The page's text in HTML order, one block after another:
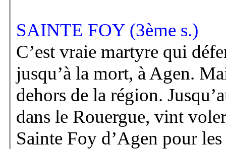
SAINTE FOY (3ème s.)
C’est vraie martyre qui
jusqu’à la mort, à Agen.
dehors de la région.
dans le Rouergue, vint
Sainte Foy d’Agen pour